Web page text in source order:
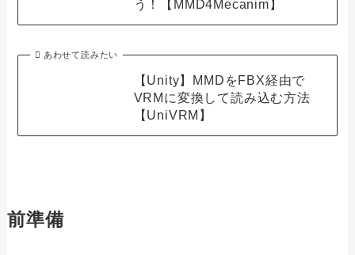
う！【MMD4Mecanim】
あわせて読みたい
【Unity】MMDをFBX経由で
VRMに変換して読み込む方法
【UniVRM】
前準備